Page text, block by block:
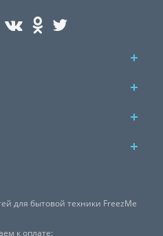
для бытовой техники FreezMe
к оплате: